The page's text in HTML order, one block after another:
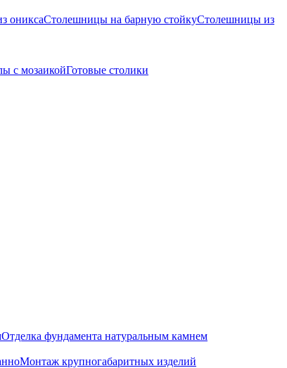
ониксаСтолешницы на барную стойкуСтолешницы из
с мозаикойГотовые столики
Отделка фундамента натуральным камнем
Монтаж крупногабаритных изделий